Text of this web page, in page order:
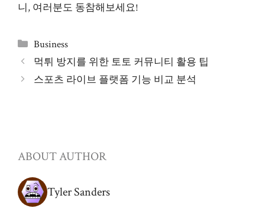
니, 여러분도 동참해보세요!
Categories
Business
먹튀 방지를 위한 토토 커뮤니티 활용 팁
스포츠 라이브 플랫폼 기능 비교 분석
ABOUT AUTHOR
Tyler Sanders